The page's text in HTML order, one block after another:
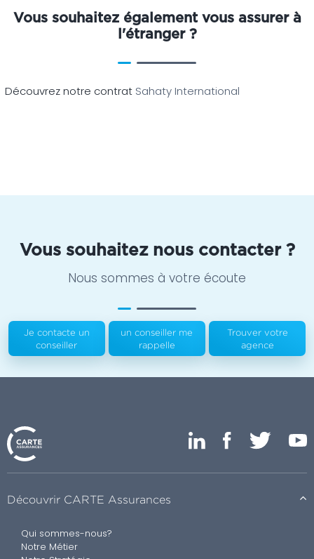
Vous souhaitez également vous assurer à
l'étranger ?
Découvrez notre contrat Sahaty International
Vous souhaitez nous contacter ?
Nous sommes à votre écoute
Je contacte un
conseiller
un conseiller me
rappelle
Trouver votre
agence
Découvrir CARTE Assurances
Qui sommes-nous?
Notre Métier